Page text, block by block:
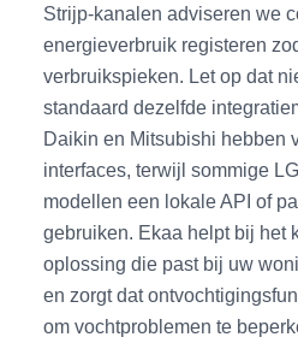
Strijp-kanalen adviseren we
energieverbruik registeren
verbruikspieken. Let op dat
standaard dezelfde
Daikin en Mitsubishi hebben
interfaces, terwijl sommige
modellen een lokale API of
gebruiken. Ekaa helpt bij het
oplossing die past bij uw
en zorgt dat
om vochtproblemen te